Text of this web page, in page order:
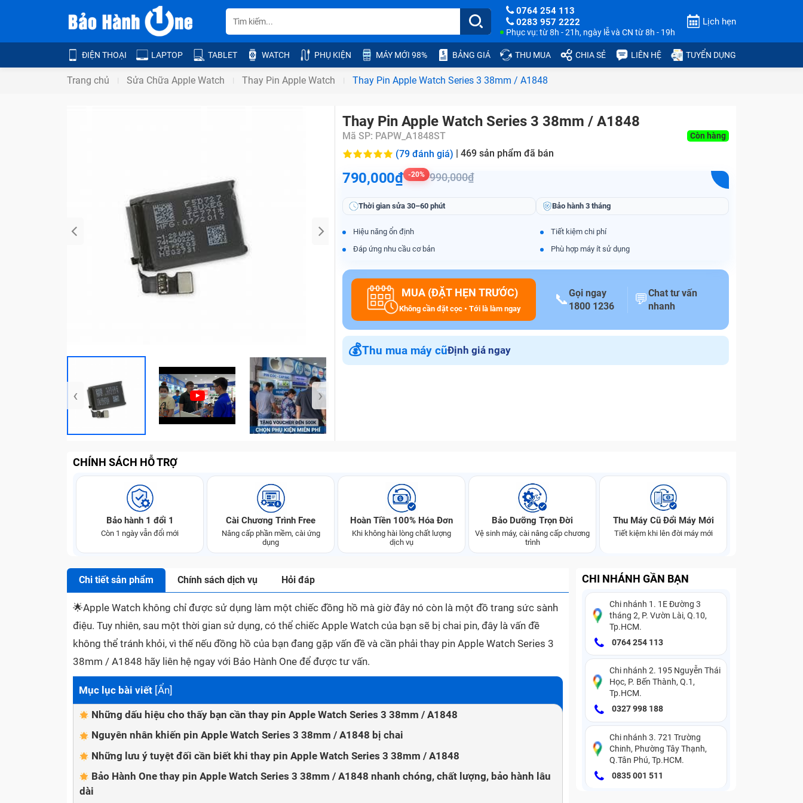
0764 254 113
0283 957 2222
Phục vụ: từ 8h - 21h, ngày lễ và CN từ 8h - 19h
Lịch hẹn
ĐIỆN THOẠI LAPTOP TABLET WATCH PHỤ KIỆN MÁY MỚI 98% BẢNG GIÁ THU MUA CHIA SẺ LIÊN HỆ TUYỂN DỤNG
Trang chủ Sửa Chữa Apple Watch Thay Pin Apple Watch Thay Pin Apple Watch Series 3 38mm / A1848
Bảo Hành One
‹ ›
Thay Pin Apple Watch Series 3 38mm / A1848
Mã SP: PAPW_A1848ST Còn hàng
(79 đánh giá) | 469 sản phẩm đã bán
790,000₫ -20% 990,000₫
Thời gian sửa 30–60 phút Bảo hành 3 tháng
Hiệu năng ổn định
Đáp ứng nhu cầu cơ bản
Tiết kiệm chi phí
Phù hợp máy ít sử dụng
MUA (ĐẶT HẸN TRƯỚC)
Không cần đặt cọc • Tới là làm ngay
📞Gọi ngay
1800 1236
💬Chat tư vấn
nhanh
💰Thu mua máy cũĐịnh giá ngay
CHÍNH SÁCH HỖ TRỢ
Bảo hành 1 đổi 1
Còn 1 ngày vẫn đổi mới
Cài Chương Trình Free
Nâng cấp phần mềm, cài ứng
dụng
Hoàn Tiền 100% Hóa Đơn
Khi không hài lòng chất lượng
dịch vụ
Bảo Dưỡng Trọn Đời
Vệ sinh máy, cài nâng cấp chương
trình
Thu Máy Cũ Đổi Máy Mới
Tiết kiệm khi lên đời máy mới
Chi tiết sản phẩm Chính sách dịch vụ Hỏi đáp
🌟Apple Watch không chỉ được sử dụng làm một chiếc đồng hồ mà giờ đây nó còn là một đồ trang sức sành
điệu. Tuy nhiên, sau một thời gian sử dụng, có thể chiếc Apple Watch của bạn sẽ bị chai pin, đây là vấn đề
không thể tránh khỏi, vì thế nếu đồng hồ của bạn đang gặp vấn đề và cần phải thay pin Apple Watch Series 3
38mm / A1848 hãy liên hệ ngay với Bảo Hành One để được tư vấn.
Mục lục bài viết [Ẩn]
Những dấu hiệu cho thấy bạn cần thay pin Apple Watch Series 3 38mm / A1848
Nguyên nhân khiến pin Apple Watch Series 3 38mm / A1848 bị chai
Những lưu ý tuyệt đối cần biết khi thay pin Apple Watch Series 3 38mm / A1848
Bảo Hành One thay pin Apple Watch Series 3 38mm / A1848 nhanh chóng, chất lượng, bảo hành lâu
dài
CHI NHÁNH GẦN BẠN
Chi nhánh 1. 1E Đường 3
tháng 2, P. Vườn Lài, Q.10,
Tp.HCM.
0764 254 113
Chi nhánh 2. 195 Nguyễn Thái
Học, P. Bến Thành, Q.1,
Tp.HCM.
0327 998 188
Chi nhánh 3. 721 Trường
Chinh, Phường Tây Thạnh,
Q.Tân Phú, Tp.HCM.
0835 001 511